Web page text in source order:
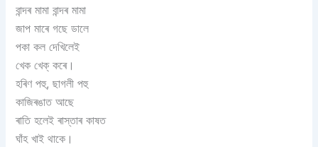
বান্দৰ মামা বান্দৰ মামা
জাপ মাৰে গছে ডালে
পকা কল দেখিলেই
খেক খেক্ কৰে।
হৰিণ পহু, ছাগলী পহু
কাজিৰঙাত আছে
ৰাতি হলেই ৰাস্তাৰ কাষত
ঘাঁহ খাই থাকে।